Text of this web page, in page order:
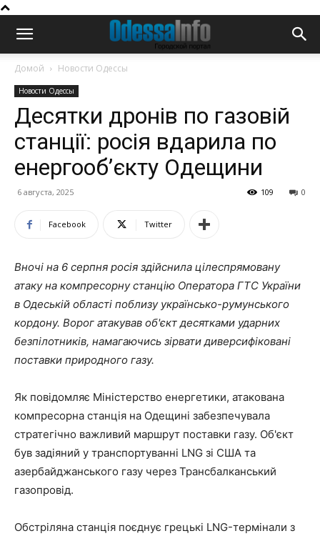
Домой Новости Одессы
Новости Одессы
Десятки дронів по газовій
станції: росія вдарила по
енергооб’єкту Одещини
6 августа, 2025 0
109
Facebook Twitter
Вночі на 6 серпня росія здійснила цілеспрямовану
атаку на компресорну станцію Оператора ГТС України
в Одеській області поблизу українсько-румунського
кордону. Ворог атакував об'єкт десятками ударних
безпілотників, намагаючись зірвати диверсифіковані
поставки природного газу.
Як повідомляє Міністерство енергетики, атакована
компресорна станція на Одещині забезпечувала
стратегічно важливий маршрут поставки газу. Об'єкт
був задіяний у транспортуванні LNG зі США та
азербайджанського газу через Трансбалканський
газопровід.
Обстріляна станція поєднує грецькі LNG-термінали з